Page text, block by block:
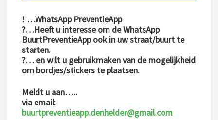
! …WhatsApp PreventieApp
?…Heeft u interesse om de WhatsApp
BuurtPreventieApp ook in uw straat/buurt te
starten.
?… en wilt u gebruikmaken van de mogelijkheid
om bordjes/stickers te plaatsen.
Meldt u aan…..
via email:
buurtpreventieapp.denhelder@gmail.com